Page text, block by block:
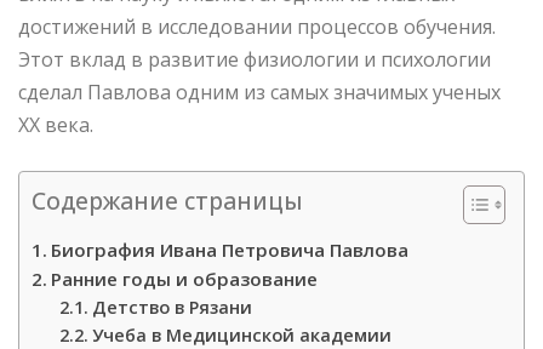
достижений в исследовании процессов обучения.
Этот вклад в развитие физиологии и психологии
сделал Павлова одним из самых значимых ученых
XX века.
Содержание страницы
Биография Ивана Петровича Павлова
Ранние годы и образование
Детство в Рязани
Учеба в Медицинской академии